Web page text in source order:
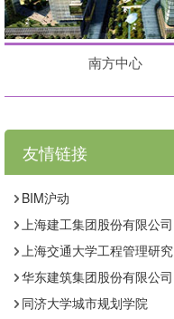
南方中心
友情链接
BIM沪动
上海建工集团股份有限公司
上海交通大学工程管理研究
华东建筑集团股份有限公司
同济大学城市规划学院